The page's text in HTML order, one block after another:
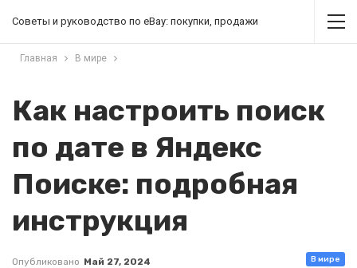
Советы и руководство по eBay: покупки, продажи
Главная В мире
Как настроить поиск
по дате в Яндекс
Поиске: подробная
инструкция
В мире
Опубликовано Май 27, 2024